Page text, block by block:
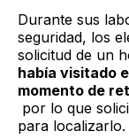
Durante sus
seguridad, los
solicitud de un
había visitado
momento de
por lo que
para localizarlo.